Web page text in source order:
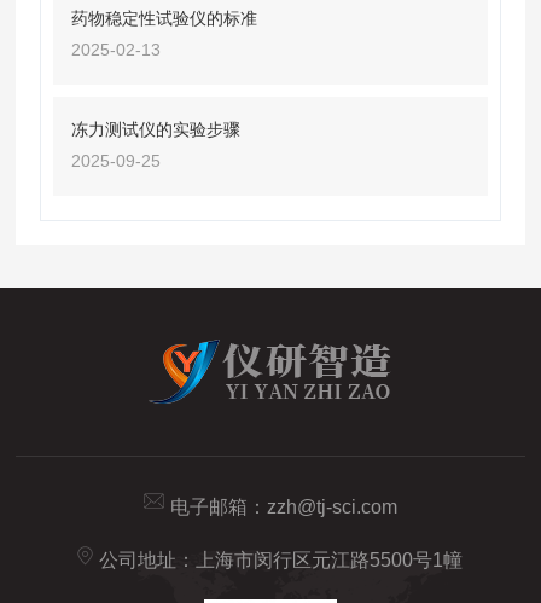
药物稳定性试验仪的标准
2025-02-13
冻力测试仪的实验步骤
2025-09-25
电子邮箱： zzh@tj-sci.com
公司地址：上海市闵行区元江路5500号1幢